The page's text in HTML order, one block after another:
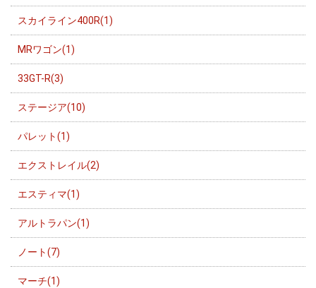
スカイライン400R(1)
MRワゴン(1)
33GT-R(3)
ステージア(10)
パレット(1)
エクストレイル(2)
エスティマ(1)
アルトラパン(1)
ノート(7)
マーチ(1)